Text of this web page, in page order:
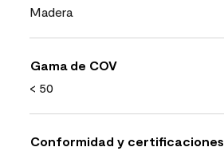
Madera
Gama de COV
< 50
Conformidad y certificaciones